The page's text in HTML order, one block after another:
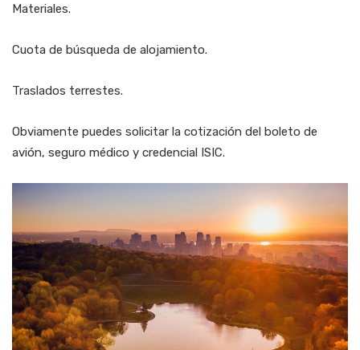
Materiales.
Cuota de búsqueda de alojamiento.
Traslados terrestes.
Obviamente puedes solicitar la cotización del boleto de
avión, seguro médico y credencial ISIC.